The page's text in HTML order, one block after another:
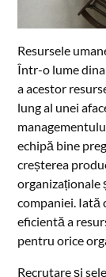
Resursele
Într-o lume
a acestor
lung al unei
echipă bine
creșterea
organizaționale
companiei. Iată
eficientă a
pentru orice
Recrutare și